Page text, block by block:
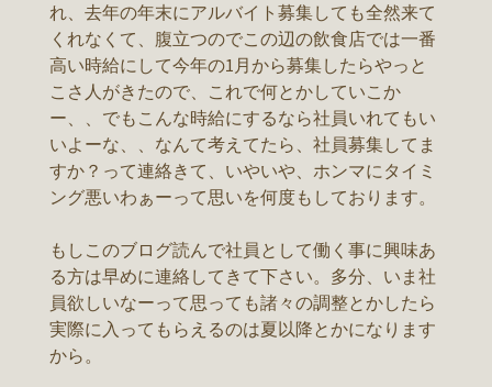
れ、去年の年末にアルバイト募集しても全然来て
くれなくて、腹立つのでこの辺の飲食店では一番
高い時給にして今年の1月から募集したらやっと
こさ人がきたので、これで何とかしていこか
ー、、でもこんな時給にするなら社員いれてもい
いよーな、、なんて考えてたら、社員募集してま
すか？って連絡きて、いやいや、ホンマにタイミ
ング悪いわぁーって思いを何度もしております。
もしこのブログ読んで社員として働く事に興味あ
る方は早めに連絡してきて下さい。多分、いま社
員欲しいなーって思っても諸々の調整とかしたら
実際に入ってもらえるのは夏以降とかになります
から。